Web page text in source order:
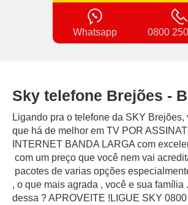
Whatsapp 0800
Sky telefone Brejões -
Ligando pra o telefone da SKY Brejões,
que há de melhor em TV POR
INTERNET BANDA LARGA com
com um preço que você nem vai
pacotes de varias opções
, o que mais agrada , você e sua família
dessa ? APROVEITE !LIGUE SKY